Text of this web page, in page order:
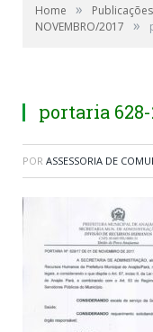
Home »
NOVEMBRO/2017
»
portaria 628-
POR ASSESSORIA DE